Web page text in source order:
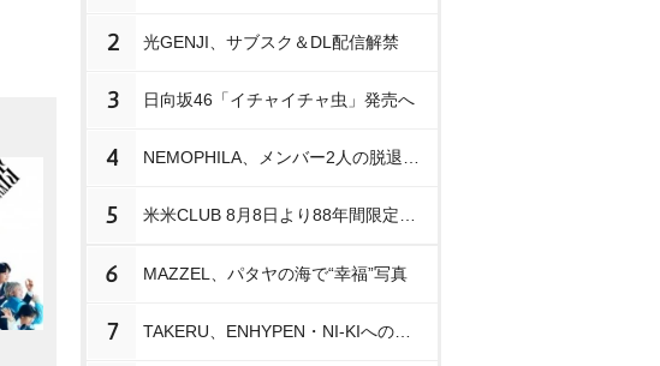
2 光GENJI、サブスク＆DL配信解禁
3 日向坂46「イチャイチャ虫」発売へ
4
5
6 MAZZEL、パタヤの海で“幸福”写真
7